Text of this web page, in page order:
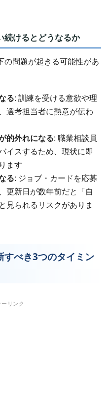
続けるとどうなるか
の問題が起きる可能性があ
る: 訓練を受ける意欲や理
選考担当者に熱意が伝わ
的外れになる: 職業相談員
イスするため、現状に即
ます
る: ジョブ・カードを応募
更新日が数年前だと「自
見られるリスクがありま
すべき3つのタイミン